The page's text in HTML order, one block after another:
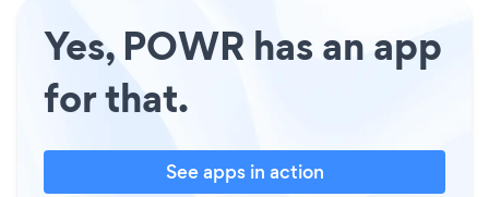
Yes, POWR has an app
for that.
See apps in action